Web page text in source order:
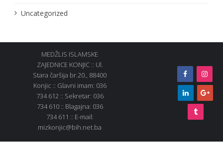
Uncategorized
MEDŽLIS ISLAMSKE
ZAJEDNICE KONJIC :: Ul.
Stara čaršija br.20., 88400
Konjic :: Glavni imam: 036
734 612 :: Sekretar: 036
734 610 :: Blagajna: 036
734 611 :: E-mail:
mizkonjic@bih.net.ba